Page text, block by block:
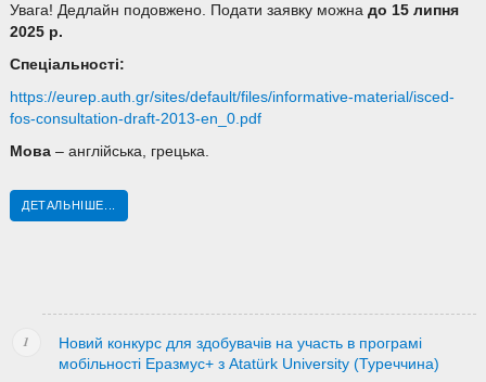
Увага! Дедлайн подовжено. Подати заявку можна до 15 липня
2025р.
Спеціальності:
https://eurep.auth.gr/sites/default/files/informative-material/isced-
fos-consultation-draft-2013-en_0.pdf
Мова – англійська, грецька.
ДЕТАЛЬНІШЕ...
Новий конкурс для здобувачів на участь в програмі
мобільності Еразмус+ з Atatürk University (Туреччина)